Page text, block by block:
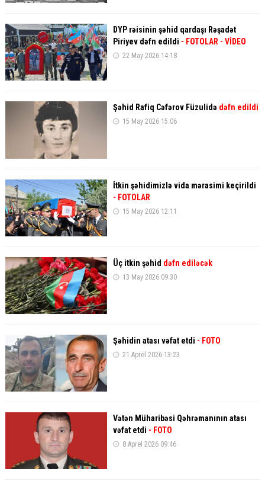
DYP rəisinin şəhid qardaşı Rəşadət
Piriyev dəfn edildi - FOTOLAR - VİDEO
22 May 2026 14:18
Şəhid Rafiq Cəfərov Füzulidə dəfn edildi
15 May 2026 15:06
İtkin şəhidimizlə vida mərasimi keçirildi
- FOTOLAR
15 May 2026 12:11
Üç itkin şəhid dəfn ediləcək
13 May 2026 09:30
Şəhidin atası vəfat etdi - FOTO
21 Aprel 2026 13:23
Vətən Müharibəsi Qəhrəmanının atası
vəfat etdi - FOTO
8 Aprel 2026 09:46